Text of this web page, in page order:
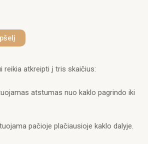
reikia atkreipti į tris skaičius:
atstumas nuo kaklo pagrindo iki
pačioje plačiausioje kaklo dalyje.